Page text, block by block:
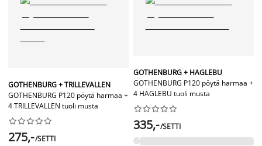
GOTHENBURG + TRILLEVALLEN
GOTHENBURG P120 pöytä harmaa +
4 TRILLEVALLEN tuoli musta






275,-/SETTI
GOTHENBURG + HAGLEBU
GOTHENBURG P120 pöytä harmaa +
4 HAGLEBU tuoli musta






335,-/SETTI